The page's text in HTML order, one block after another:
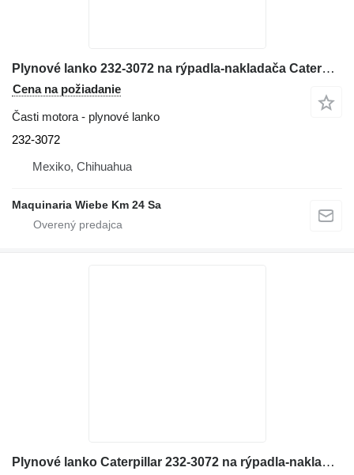
Plynové lanko 232-3072 na rýpadla-nakladača Caterpillar 416E
Cena na požiadanie
Časti motora - plynové lanko
232-3072
Mexiko, Chihuahua
Maquinaria Wiebe Km 24 Sa
Plynové lanko Caterpillar 232-3072 na rýpadla-nakladača Caterpillar 416E